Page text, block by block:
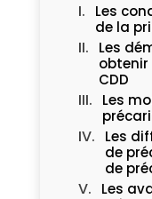
Les
de la
Les
CDD
Les
Les
de
de
Les